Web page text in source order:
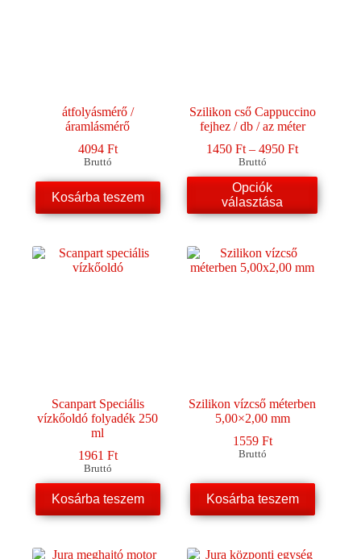
átfolyásmérő /
áramlásmérő
4094 Ft
Bruttó
Kosárba teszem
Szilikon cső Cappuccino
fejhez / db / az méter
1450Ft – 4950Ft
-
Bruttó
Opciók
választása
Ennek
a
terméknek
van.
A
Scanpart Speciális
vízkőoldó folyadék 250
ml
1961 Ft
Bruttó
Kosárba teszem
Szilikon vízcső méterben
5,00×2,00 mm
1559 Ft
Bruttó
Kosárba teszem